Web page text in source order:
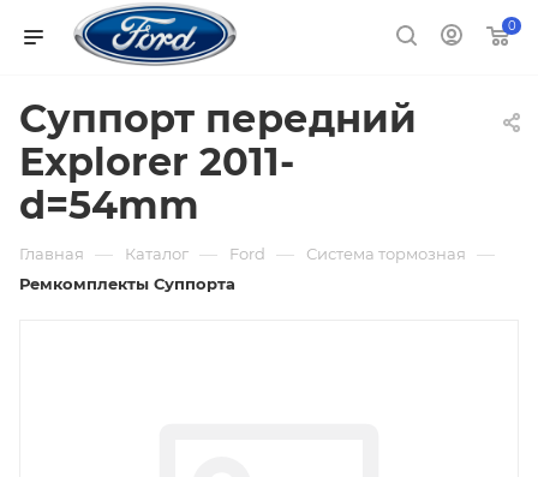
0
Суппорт передний
Explorer 2011-
d=54mm
Главная — Каталог — Ford — Система тормозная —
Ремкомплекты Суппорта